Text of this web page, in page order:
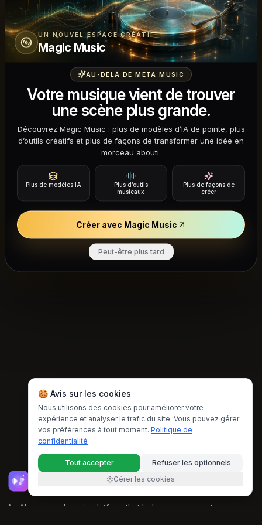
Mes créations
Sign in to view and manage your music creations
Sign In to Continue
Meta Music
An AI-powered music platform that helps you generate,
🍪 Avis sur les cookies
Nous utilisons des cookies pour améliorer votre
expérience et analyser le trafic du site. Vous pouvez gérer
vos préférences à tout moment. Politique de
confidentialité
Tout accepter
Refuser les optionnels
Gérer les cookies
UN NOUVEL ESPACE CRÉATIF
Magic Music
AU-DELÀ DE META MUSIC
Votre musique vient de trouver
une scène plus grande.
Découvrez Magic Music : plus de modèles d’IA de pointe, plus
d’outils créatifs et plus de façons de transformer une idée en
morceau abouti.
Plus de modèles IA
Plus d’outils
musicaux
Plus de façons de
créer
Créer avec Magic Music
Peut-être plus tard